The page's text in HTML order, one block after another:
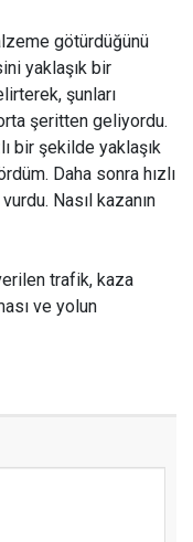
götürdüğünü
yaklaşık bir
şunları
şeritten geliyordu.
bir şekilde yaklaşık
Daha sonra hızlı
Nasıl kazanın
trafik, kaza
ve yolun